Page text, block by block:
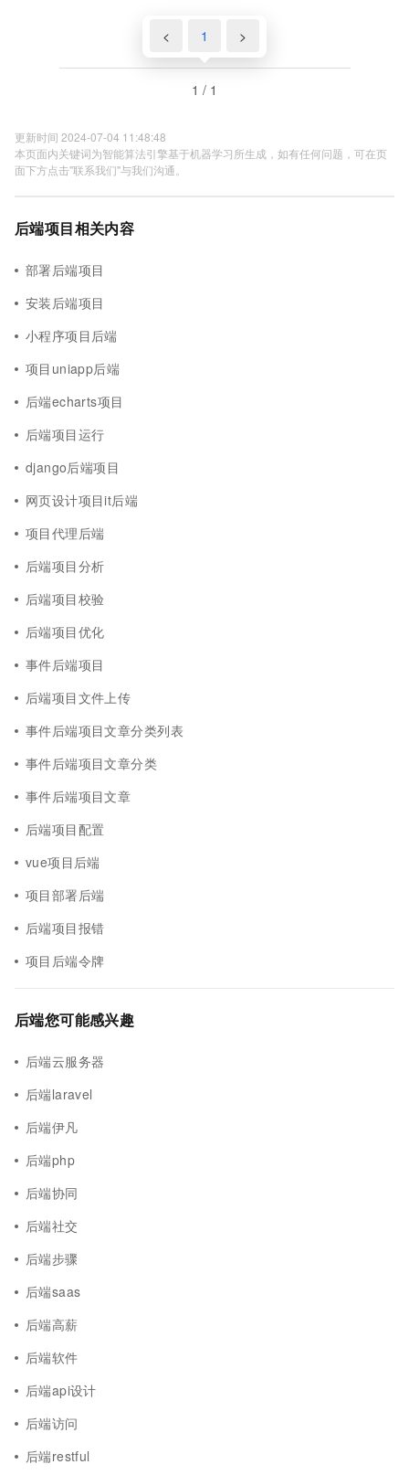
< 1 >
1 / 1
更新时间 2024-07-04 11:48:48
本页面内关键词为智能算法引擎基于机器学习所生成，如有任何问题，可在页
面下方点击"联系我们"与我们沟通。
后端项目相关内容
部署后端项目
安装后端项目
小程序项目后端
项目uniapp后端
后端echarts项目
后端项目运行
django后端项目
网页设计项目it后端
项目代理后端
后端项目分析
后端项目校验
后端项目优化
事件后端项目
后端项目文件上传
事件后端项目文章分类列表
事件后端项目文章分类
事件后端项目文章
后端项目配置
vue项目后端
项目部署后端
后端项目报错
项目后端令牌
后端您可能感兴趣
后端云服务器
后端laravel
后端伊凡
后端php
后端协同
后端社交
后端步骤
后端saas
后端高薪
后端软件
后端api设计
后端访问
后端restful